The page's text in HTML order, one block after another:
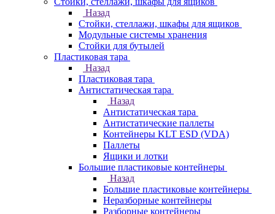
Назад
Стойки, стеллажи, шкафы для ящиков
Модульные системы хранения
Стойки для бутылей
Пластиковая тара
Назад
Пластиковая тара
Антистатическая тара
Назад
Антистатическая тара
Антистатические паллеты
Контейнеры KLT ESD (VDA)
Паллеты
Ящики и лотки
Большие пластиковые контейнеры
Назад
Большие пластиковые контейнеры
Неразборные контейнеры
Разборные контейнеры